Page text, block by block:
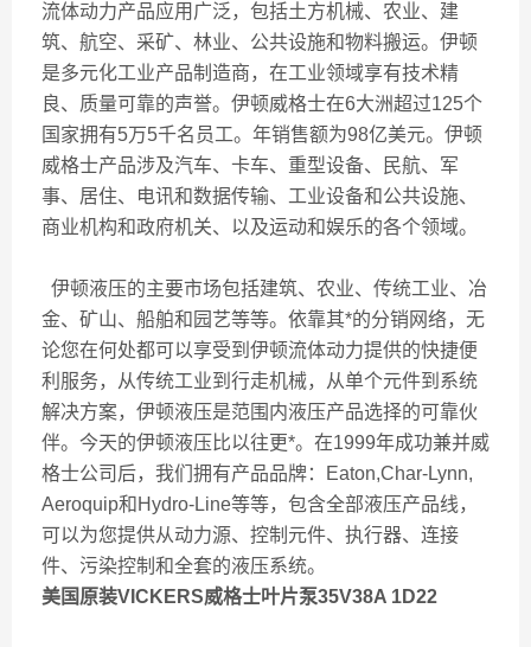
流体动力产品应用广泛，包括土方机械、农业、建
筑、航空、采矿、林业、公共设施和物料搬运。伊顿
是多元化工业产品制造商，在工业领域享有技术精
良、质量可靠的声誉。伊顿威格士在6大洲超过125个
国家拥有5万5千名员工。年销售额为98亿美元。伊顿
威格士产品涉及汽车、卡车、重型设备、民航、军
事、居住、电讯和数据传输、工业设备和公共设施、
商业机构和政府机关、以及运动和娱乐的各个领域。
伊顿液压的主要市场包括建筑、农业、传统工业、冶
金、矿山、船舶和园艺等等。依靠其*的分销网络，无
论您在何处都可以享受到伊顿流体动力提供的快捷便
利服务，从传统工业到行走机械，从单个元件到系统
解决方案，伊顿液压是范围内液压产品选择的可靠伙
伴。今天的伊顿液压比以往更*。在1999年成功兼并威
格士公司后，我们拥有产品品牌：Eaton,Char-Lynn,
Aeroquip和Hydro-Line等等，包含全部液压产品线，
可以为您提供从动力源、控制元件、执行器、连接
件、污染控制和全套的液压系统。
美国原装VICKERS威格士叶片泵35V38A 1D22